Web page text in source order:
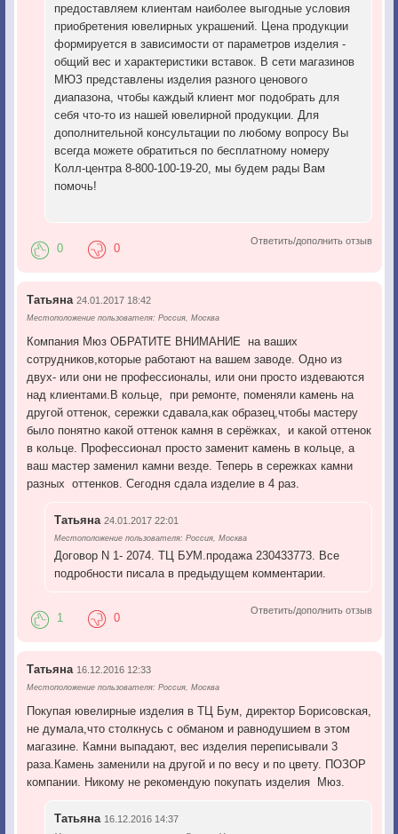
предоставляем клиентам наиболее выгодные условия
приобретения ювелирных украшений. Цена продукции
формируется в зависимости от параметров изделия -
общий вес и характеристики вставок. В сети магазинов
МЮЗ представлены изделия разного ценового
диапазона, чтобы каждый клиент мог подобрать для
себя что-то из нашей ювелирной продукции. Для
дополнительной консультации по любому вопросу Вы
всегда можете обратиться по бесплатному номеру
Колл-центра 8-800-100-19-20, мы будем рады Вам
помочь!
Ответить/дополнить отзыв
0 0
Татьяна 24.01.2017 18:42
Местоположение пользователя: Россия, Москва
Компания Мюз ОБРАТИТЕ ВНИМАНИЕ на ваших
сотрудников,которые работают на вашем заводе. Одно из
двух- или они не профессионалы, или они просто издеваются
над клиентами.В кольце, при ремонте, поменяли камень на
другой оттенок, сережки сдавала,как образец,чтобы мастеру
было понятно какой оттенок камня в серёжках, и какой оттенок
в кольце. Профессионал просто заменит камень в кольце, а
ваш мастер заменил камни везде. Теперь в сережках камни
разных оттенков. Сегодня сдала изделие в 4 раз.
Татьяна 24.01.2017 22:01
Местоположение пользователя: Россия, Москва
Договор N 1- 2074. ТЦ БУМ.продажа 230433773. Все
подробности писала в предыдущем комментарии.
Ответить/дополнить отзыв
1 0
Татьяна 16.12.2016 12:33
Местоположение пользователя: Россия, Москва
Покупая ювелирные изделия в ТЦ Бум, директор Борисовская,
не думала,что столкнусь с обманом и равнодушием в этом
магазине. Камни выпадают, вес изделия переписывали 3
раза.Камень заменили на другой и по весу и по цвету. ПОЗОР
компании. Никому не рекомендую покупать изделия Мюз.
Татьяна 16.12.2016 14:37